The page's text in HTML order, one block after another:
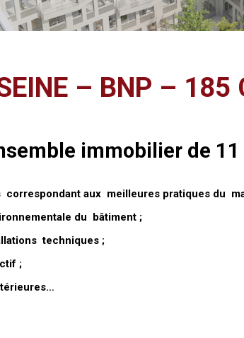
– BNP – 185
immobilier de
correspondant aux meilleures pratiques du
du bâtiment ;
techniques ;
;